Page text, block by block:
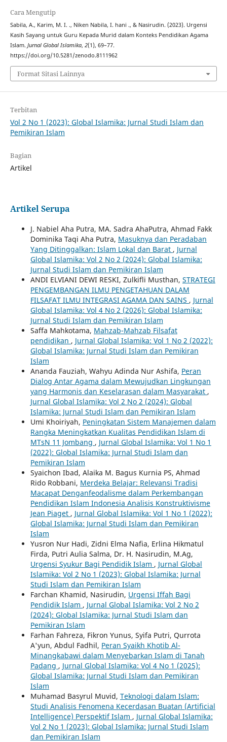
Cara Mengutip
Sabila, A., Karim, M. I. ., Niken Nabila, I. hani ., & Nasirudin. (2023). Urgensi
Kasih Sayang untuk Guru Kepada Murid dalam Konteks Pendidikan Agama
Islam. Jurnal Global Islamika, 2(1), 69–77.
https://doi.org/10.5281/zenodo.8111962
Format Sitasi Lainnya
Terbitan
Vol 2 No 1 (2023): Global Islamika: Jurnal Studi Islam dan
Pemikiran Islam
Bagian
Artikel
Artikel Serupa
J. Nabiel Aha Putra, MA. Sadra AhaPutra, Ahmad Fakk
Dominika Taqi Aha Putra, Masuknya dan Peradaban
Yang Ditinggalkan: Islam Lokal dan Barat , Jurnal
Global Islamika: Vol 2 No 2 (2024): Global Islamika:
Jurnal Studi Islam dan Pemikiran Islam
ANDI ELVIANI DEWI RESKI, Zulkifli Musthan, STRATEGI
PENGEMBANGAN ILMU PENGETAHUAN DALAM
FILSAFAT ILMU INTEGRASI AGAMA DAN SAINS , Jurnal
Global Islamika: Vol 4 No 2 (2026): Global Islamika:
Jurnal Studi Islam dan Pemikiran Islam
Saffa Mahkotama, Mahzab-Mahzab Filsafat
pendidikan , Jurnal Global Islamika: Vol 1 No 2 (2022):
Global Islamika: Jurnal Studi Islam dan Pemikiran
Islam
Ananda Fauziah, Wahyu Adinda Nur Ashifa, Peran
Dialog Antar Agama dalam Mewujudkan Lingkungan
yang Harmonis dan Keselarasan dalam Masyarakat ,
Jurnal Global Islamika: Vol 2 No 2 (2024): Global
Islamika: Jurnal Studi Islam dan Pemikiran Islam
Umi Khoiriyah, Peningkatan Sistem Manajemen dalam
Rangka Meningkatkan Kualitas Pendidikan Islam di
MTsN 11 Jombang , Jurnal Global Islamika: Vol 1 No 1
(2022): Global Islamika: Jurnal Studi Islam dan
Pemikiran Islam
Syaichon Ibad, Alaika M. Bagus Kurnia PS, Ahmad
Rido Robbani, Merdeka Belajar: Relevansi Tradisi
Macapat Denganfeodalisme dalam Perkembangan
Pendidikan Islam Indonesia Analisis Konstruktivisme
Jean Piaget , Jurnal Global Islamika: Vol 1 No 1 (2022):
Global Islamika: Jurnal Studi Islam dan Pemikiran
Islam
Yusron Nur Hadi, Zidni Elma Nafia, Erlina Hikmatul
Firda, Putri Aulia Salma, Dr. H. Nasirudin, M.Ag,
Urgensi Syukur Bagi Pendidik Islam , Jurnal Global
Islamika: Vol 2 No 1 (2023): Global Islamika: Jurnal
Studi Islam dan Pemikiran Islam
Farchan Khamid, Nasirudin, Urgensi Iffah Bagi
Pendidik Islam , Jurnal Global Islamika: Vol 2 No 2
(2024): Global Islamika: Jurnal Studi Islam dan
Pemikiran Islam
Farhan Fahreza, Fikron Yunus, Syifa Putri, Qurrota
A'yun, Abdul Fadhil, Peran Syaikh Khotib Al-
Minangkabawi dalam Menyebarkan Islam di Tanah
Padang , Jurnal Global Islamika: Vol 4 No 1 (2025):
Global Islamika: Jurnal Studi Islam dan Pemikiran
Islam
Muhamad Basyrul Muvid, Teknologi dalam Islam:
Studi Analisis Fenomena Kecerdasan Buatan (Artificial
Intelligence) Perspektif Islam , Jurnal Global Islamika:
Vol 2 No 1 (2023): Global Islamika: Jurnal Studi Islam
dan Pemikiran Islam